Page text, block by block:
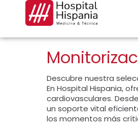
contenido
Descubre nuestra
En Hospital Hispania,
cardiovasculares.
un soporte vital
los momentos más